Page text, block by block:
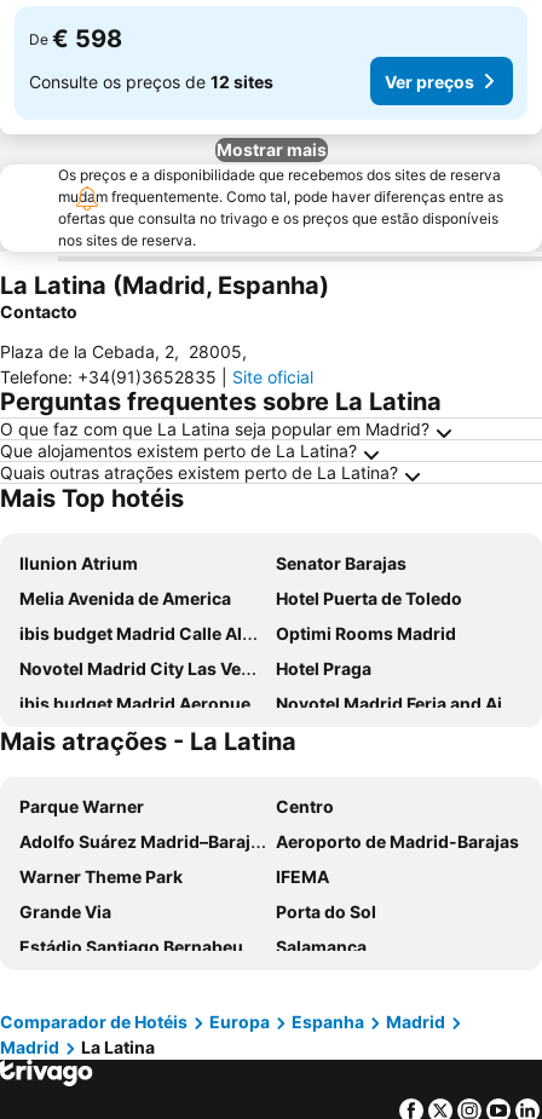
De € 598
Consulte os preços de 12 sites Ver preços
Mostrar mais
Os preços e a disponibilidade que recebemos dos sites de reserva
mudam frequentemente. Como tal, pode haver diferenças entre as
ofertas que consulta no trivago e os preços que estão disponíveis
nos sites de reserva.
La Latina (Madrid, Espanha)
Contacto
Plaza de la Cebada, 2, 28005,
Telefone: +34(91)3652835 Site oficial
Perguntas frequentes sobre La Latina
O que faz com que La Latina seja popular em Madrid?
Que alojamentos existem perto de La Latina?
Quais outras atrações existem perto de La Latina?
Mais Top hotéis
Ilunion Atrium
Senator Barajas
Melia Avenida de America
Hotel Puerta de Toledo
ibis budget Madrid Calle Alcalá
Optimi Rooms Madrid
Novotel Madrid City Las Ventas
Hotel Praga
ibis budget Madrid Aeropuerto
Novotel Madrid Feria and Airport
Ilunion Suites Madrid
Ibis Styles Madrid City Las Ventas
Travelodge Madrid Metropolitano
INNSiDE by Meliá Madrid Valdebebas
Hotel Europa
Sercotel Princesa de Eboli
Hotel Riu Plaza Espana
Holiday Inn Express Madrid Leganes
Hotel Puerta America
DWO Yuste Alcalá
ibis budget Madrid Vallecas
Exe Convention Plaza Madrid
Ilunion Pio XII
Hotel Mercader
Hotel Zentral Castellana Norte
NH Madrid Ribera del Manzanares
Mais atrações - La Latina
Parque Warner
Centro
Adolfo Suárez Madrid–Barajas Airport
Aeroporto de Madrid-Barajas
Warner Theme Park
IFEMA
Grande Via
Porta do Sol
Estádio Santiago Bernabeu
Salamanca
Estadio Metropolitano Metro Station
Barajas
Metropolitano Metro Station
Estação de Atocha
Comparador de Hotéis Europa Espanha
Madrid
Madrid
La Latina
Facebook
Twitter